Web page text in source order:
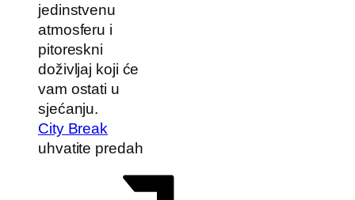
jedinstvenu
atmosferu i
pitoreskni
doživljaj koji će
vam ostati u
sjećanju.
City Break
uhvatite predah